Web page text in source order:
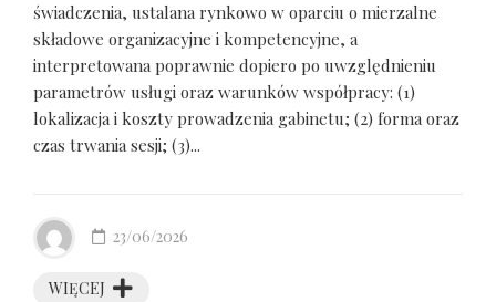
świadczenia, ustalana rynkowo w oparciu o mierzalne
składowe organizacyjne i kompetencyjne, a
interpretowana poprawnie dopiero po uwzględnieniu
parametrów usługi oraz warunków współpracy: (1)
lokalizacja i koszty prowadzenia gabinetu; (2) forma oraz
czas trwania sesji; (3)...
WIĘCEJ
23/06/2026